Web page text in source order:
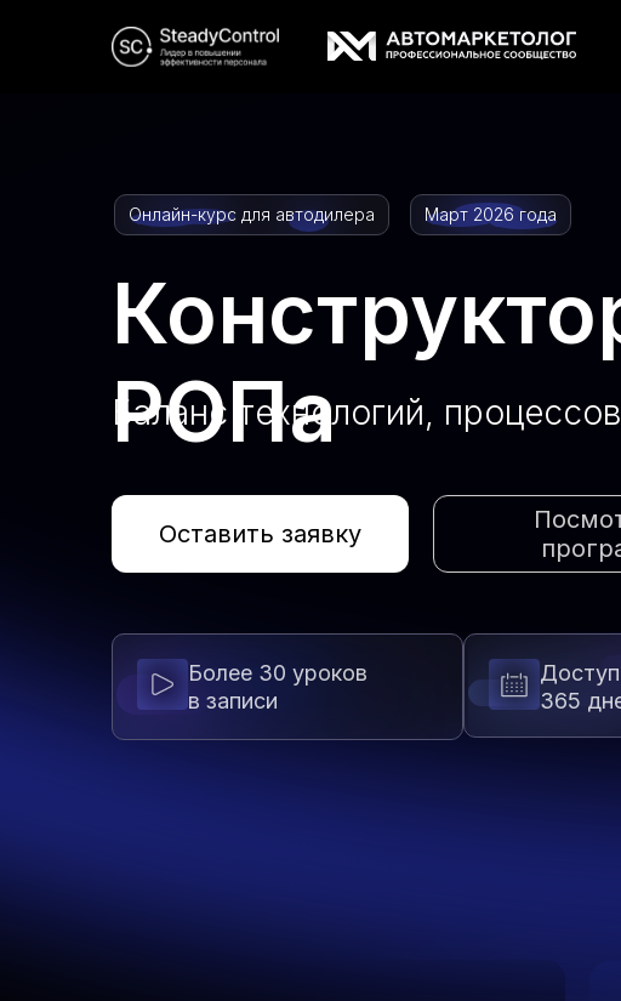
Март 2026 года
Онлайн-курс для автодилера
Баланс технологий,
РОПа
Более 30 уроков
в записи
Доступ
365
Оставить заявку